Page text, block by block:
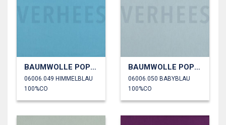
BAUMWOLLE POPELINE
06006.049 HIMMELBLAU
100%CO
BAUMWOLLE POPELINE
06006.050 BABYBLAU
100%CO